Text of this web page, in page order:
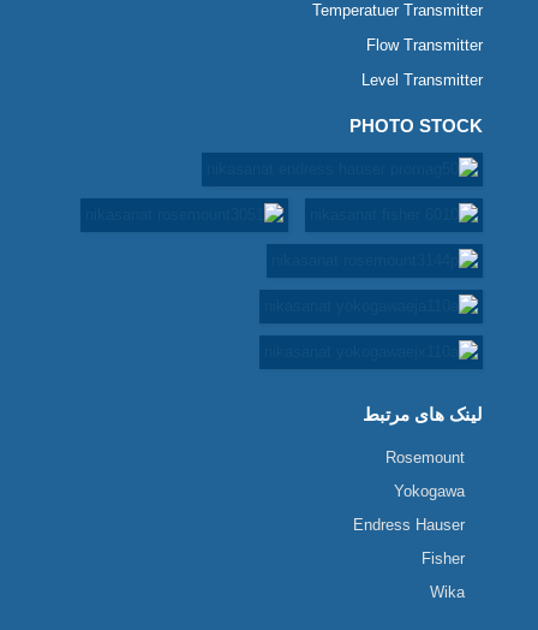
Temperatuer Transmitter
Flow Transmitter
Level Transmitter
PHOTO STOCK
لینک های مرتبط
Rosemount
Yokogawa
Endress Hauser
Fisher
Wika